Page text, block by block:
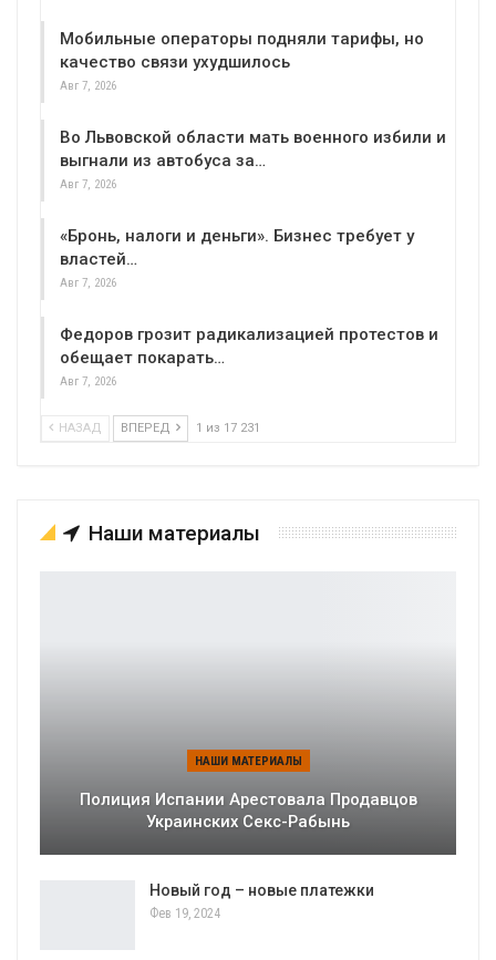
Мобильные операторы подняли тарифы, но
качество связи ухудшилось
Авг 7, 2026
Во Львовской области мать военного избили и
выгнали из автобуса за…
Авг 7, 2026
«Бронь, налоги и деньги». Бизнес требует у
властей…
Авг 7, 2026
Федоров грозит радикализацией протестов и
обещает покарать…
Авг 7, 2026
НАЗАД ВПЕРЕД 1 из 17 231
Наши материалы
НАШИ МАТЕРИАЛЫ
Полиция Испании Арестовала Продавцов
Украинских Секс-Рабынь
Новый год – новые платежки
Фев 19, 2024